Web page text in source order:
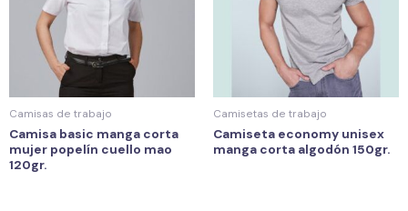
Camisas de trabajo
Camisa basic manga corta
mujer popelín cuello mao
120gr.
Camisetas de trabajo
Camiseta economy unisex
manga corta algodón 150gr.